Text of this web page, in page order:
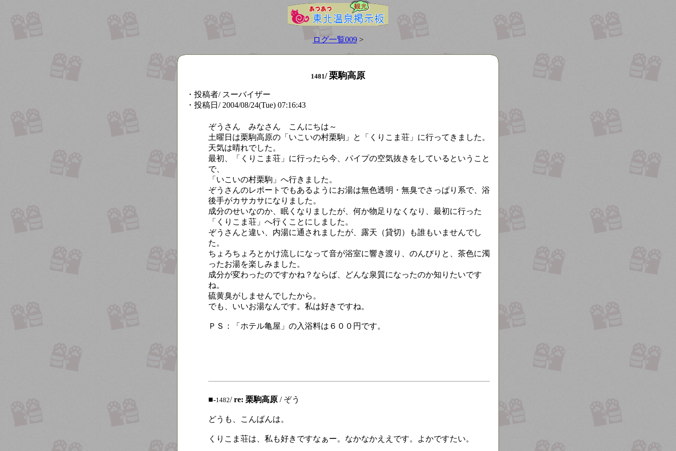
ログ一覧009>
1481/栗駒高原
・投稿者/ スーバイザー
・投稿日/ 2004/08/24(Tue) 07:16:43
ぞうさん みなさん こんにちは～
土曜日は栗駒高原の「いこいの村栗駒」と「くりこま荘」に行ってきました。
天気は晴れでした。
最初、「くりこま荘」に行ったら今、パイプの空気抜きをしているということ
で、
「いこいの村栗駒」へ行きました。
ぞうさんのレポートでもあるようにお湯は無色透明・無臭でさっぱり系で、浴
後手がカサカサになりました。
成分のせいなのか、眠くなりましたが、何か物足りなくなり、最初に行った
「くりこま荘」へ行くことにしました。
ぞうさんと違い、内湯に通されましたが、露天（貸切）も誰もいませんでし
た。
ちょろちょろとかけ流しになって音が浴室に響き渡り、のんびりと、茶色に濁
ったお湯を楽しみました。
成分が変わったのですかね？ならば、どんな泉質になったのか知りたいです
ね。
硫黄臭がしませんでしたから。
でも、いいお湯なんです。私は好きですね。
ＰＳ：「ホテル亀屋」の入浴料は６００円です。
■-1482/re: 栗駒高原 / ぞう
どうも、こんばんは。
くりこま荘は、私も好きですなぁー。なかなかええです。よかですたい。